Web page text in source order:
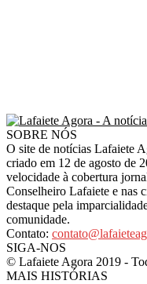
SOBRE NÓS
O site de notícias Lafaiete
criado em 12 de agosto de
velocidade à cobertura
Conselheiro Lafaiete e nas
destaque pela
comunidade.
Contato:
SIGA-NOS
© Lafaiete Agora 2019 -
MAIS HISTÓRIAS